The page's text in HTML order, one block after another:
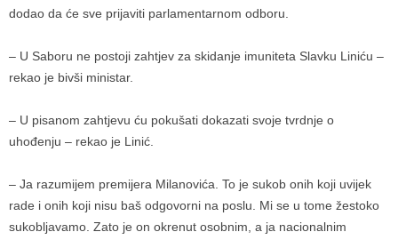
dodao da će sve prijaviti parlamentarnom odboru.
– U Saboru ne postoji zahtjev za skidanje imuniteta Slavku Liniću –
rekao je bivši ministar.
– U pisanom zahtjevu ću pokušati dokazati svoje tvrdnje o
uhođenju – rekao je Linić.
– Ja razumijem premijera Milanovića. To je sukob onih koji uvijek
rade i onih koji nisu baš odgovorni na poslu. Mi se u tome žestoko
sukobljavamo. Zato je on okrenut osobnim, a ja nacionalnim